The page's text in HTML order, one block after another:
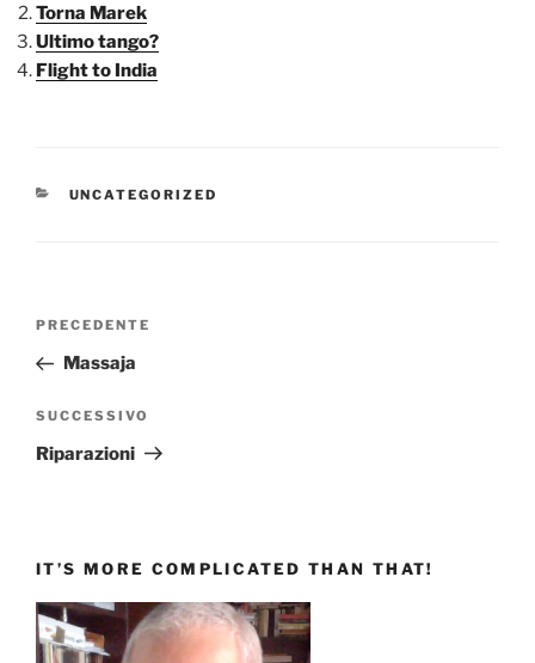
Torna Marek
Ultimo tango?
Flight to India
CATEGORIE
UNCATEGORIZED
Navigazione
Articolo
precedente:
PRECEDENTE
Massaja
Articolo
successivo
SUCCESSIVO
Riparazioni
IT’S MORE COMPLICATED THAN THAT!